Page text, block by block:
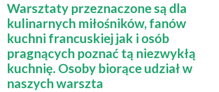
Warsztaty przeznaczone są dla
kulinarnych miłośników, fanów
kuchni francuskiej jak i osób
pragnących poznać tą niezwykłą
kuchnię. Osoby biorące udział w
naszych warszta